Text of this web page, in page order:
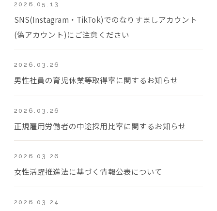
2026.05.13
SNS(Instagram・TikTok)でのなりすましアカウント
(偽アカウント)にご注意ください
2026.03.26
男性社員の育児休業等取得率に関するお知らせ
2026.03.26
正規雇用労働者の中途採用比率に関するお知らせ
2026.03.26
女性活躍推進法に基づく情報公表について
2026.03.24